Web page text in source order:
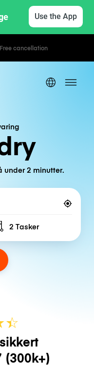
Use the App
under 2 minutter.
Number of bags
2 Tasker
☆
★
(300k+)